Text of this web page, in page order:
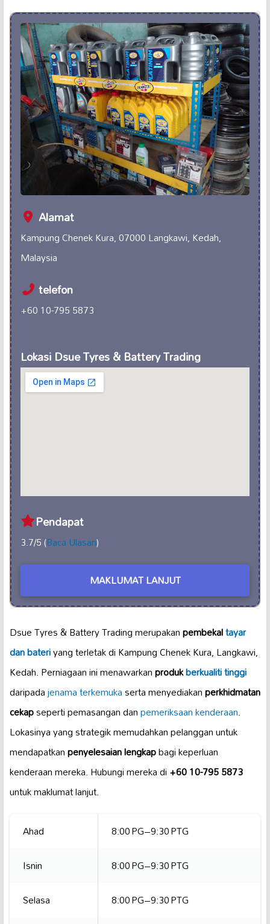
Alamat
Kampung Chenek Kura, 07000 Langkawi, Kedah,
Malaysia
telefon
+60 10-795 5873
Lokasi Dsue Tyres & Battery Trading
Pendapat
3.7/5 (Baca Ulasan)
MAKLUMAT LANJUT
Dsue Tyres & Battery Trading merupakanpembekaltayar
dan bateriyang terletak di Kampung Chenek Kura, Langkawi,
Kedah. Perniagaan ini menawarkanprodukberkualiti tinggi
daripadajenama terkemukaserta menyediakanperkhidmatan
cekapseperti pemasangan danpemeriksaan kenderaan.
Lokasinya yang strategik memudahkan pelanggan untuk
mendapatkanpenyelesaian lengkapbagi keperluan
kenderaan mereka. Hubungi mereka di+60 10-795 5873
untuk maklumat lanjut.
Ahad
8:00 PG–9:30 PTG
Isnin
8:00 PG–9:30 PTG
Selasa
8:00 PG–9:30 PTG